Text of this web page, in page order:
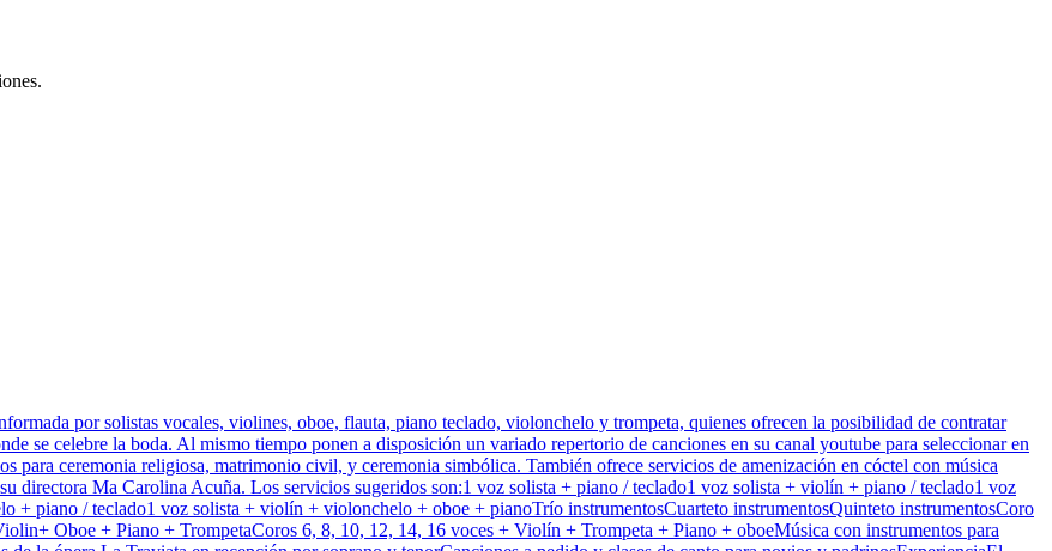
por solistas vocales, violines, oboe, flauta, piano teclado, violonchelo y trompeta, quienes ofrecen la posibilidad de contratar
se celebre la boda. Al mismo tiempo ponen a disposición un variado repertorio de canciones en su canal youtube para seleccionar en
para ceremonia religiosa, matrimonio civil, y ceremonia simbólica. También ofrece servicios de amenización en cóctel con música
directora Ma Carolina Acuña. Los servicios sugeridos son:1 voz solista + piano / teclado1 voz solista + violín + piano / teclado1 voz
piano / teclado1 voz solista + violín + violonchelo + oboe + pianoTrío instrumentosCuarteto instrumentosQuinteto instrumentosCoro
Oboe + Piano + TrompetaCoros 6, 8, 10, 12, 14, 16 voces + Violín + Trompeta + Piano + oboeMúsica con instrumentos para